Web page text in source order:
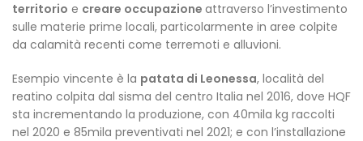
territorio e creare occupazione attraverso l’investimento
sulle materie prime locali, particolarmente in aree colpite
da calamità recenti come terremoti e alluvioni.
Esempio vincente è la patata di Leonessa, località del
reatino colpita dal sisma del centro Italia nel 2016, dove HQF
sta incrementando la produzione, con 40mila kg raccolti
nel 2020 e 85mila preventivati nel 2021; e con l’installazione